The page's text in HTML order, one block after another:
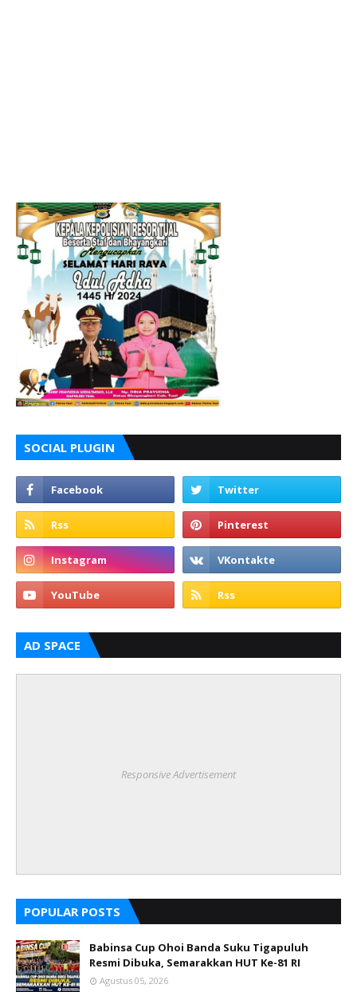
SOCIAL PLUGIN
AD SPACE
Responsive Advertisement
POPULAR POSTS
Babinsa Cup Ohoi Banda Suku Tigapuluh
Resmi Dibuka, Semarakkan HUT Ke-81 RI
Agustus 05, 2026